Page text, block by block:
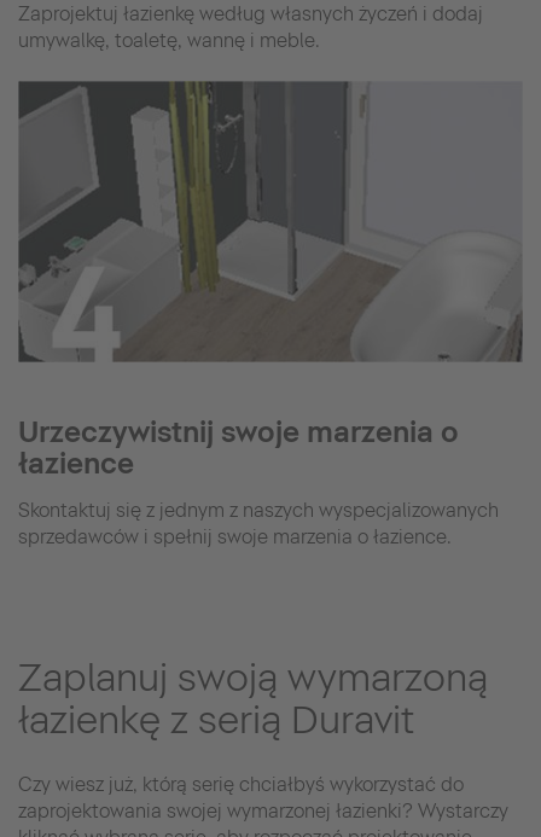
Zaprojektuj łazienkę według własnych życzeń i dodaj
umywalkę, toaletę, wannę i meble.
Urzeczywistnij swoje marzenia o
łazience
Skontaktuj się z jednym z naszych wyspecjalizowanych
sprzedawców i spełnij swoje marzenia o łazience.
Zaplanuj swoją wymarzoną
łazienkę z serią Duravit
Czy wiesz już, którą serię chciałbyś wykorzystać do
zaprojektowania swojej wymarzonej łazienki? Wystarczy